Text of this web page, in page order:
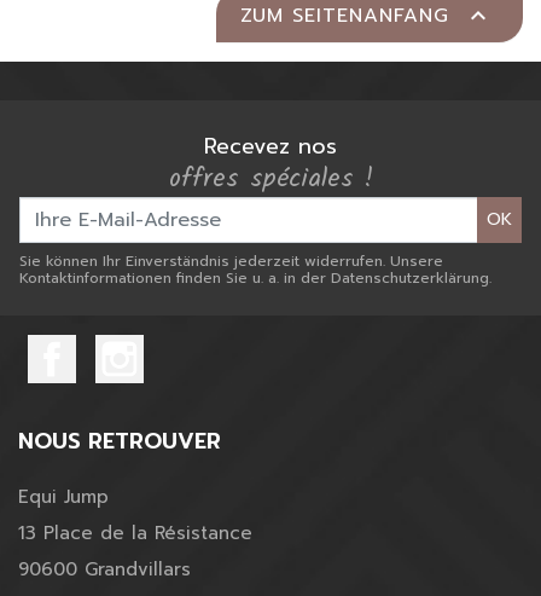
ZUM SEITENANFANG 
Recevez nos
offres spéciales !
OK
Sie können Ihr Einverständnis jederzeit widerrufen. Unsere
Kontaktinformationen finden Sie u. a. in der Datenschutzerklärung.
NOUS RETROUVER
Equi Jump
13 Place de la Résistance
90600 Grandvillars